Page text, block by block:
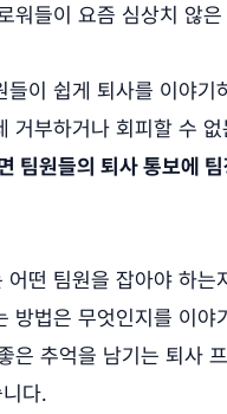
워들이 요즘 심상치 않
들이 쉽게 퇴사를 이야기
거부하거나 회피할 수
팀원들의 퇴사 통보에
어떤 팀원을 잡아야 하는
방법은 무엇인지를 이야
은 추억을 남기는 퇴사
다.